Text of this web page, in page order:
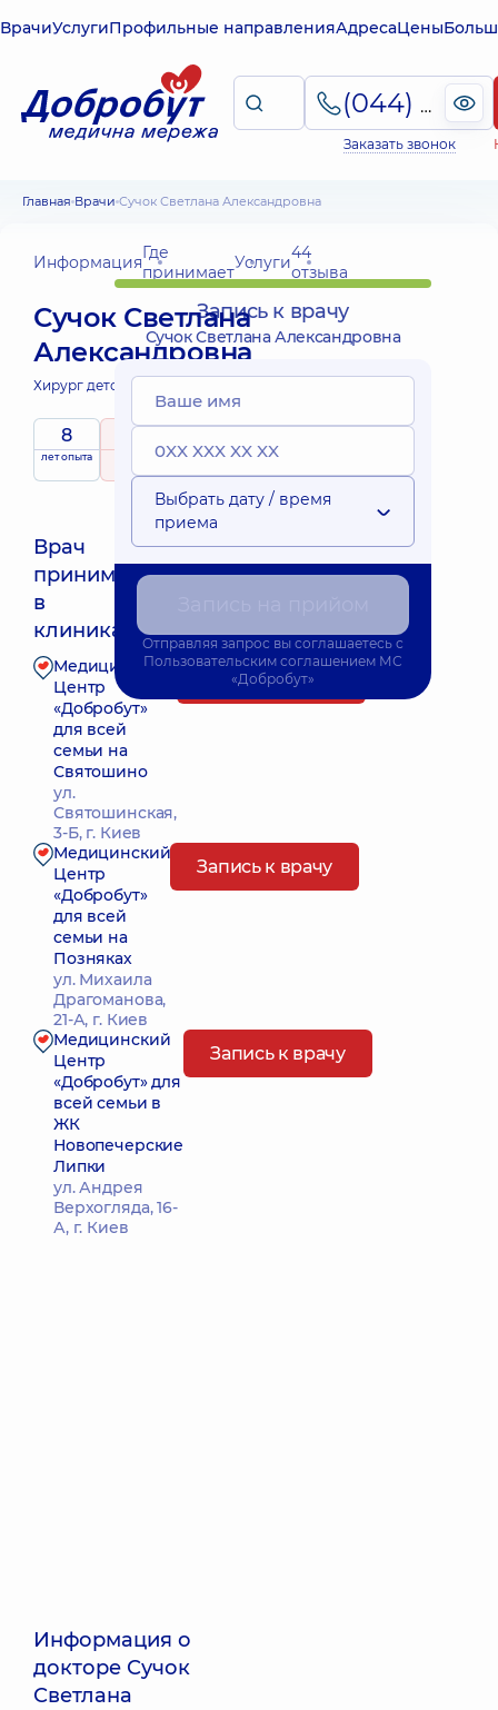
ВрачиУслугиПрофильные направленияАдресаЦены
(044) 495-2-888
Заказать звонок
Главная Врачи Сучок Светлана Александровна
ИнформацияГде
принимаетУслуги44
отзыва
Сучок Светлана
Александровна
Хирург детский;
8
лет опыта рейтингна основе
принимает
Врач
принимает
в
клиниках:
Медицинский
Центр
«Добробут»
для всей
семьи на
Святошино
ул.
Святошинская,
3-Б, г. Киев
Запись к врачу
Медицинский
Центр
«Добробут»
для всей
семьи на
Позняках
ул. Михаила
Драгоманова,
21-А, г. Киев
Запись к врачу
Медицинский
Центр
«Добробут» для
всей семьи в
ЖК
Новопечерские
Липки
ул. Андрея
Верхогляда, 16-
А, г. Киев
Запись к врачу
Информация о
докторе Сучок
Светлана
Запись к врачу
Сучок Светлана Александровна
Выбрать дату / время
приема
Отправляя запрос вы соглашаетесь с
Пользовательским соглашением МС
«Добробут»